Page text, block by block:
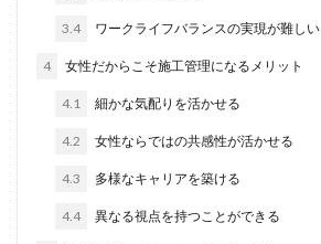
3.4 ワークライフバランスの実現が難しい
4 女性だからこそ施工管理になるメリット
4.1 細かな気配りを活かせる
4.2 女性ならではの共感性が活かせる
4.3 多様なキャリアを築ける
4.4 異なる視点を持つことができる